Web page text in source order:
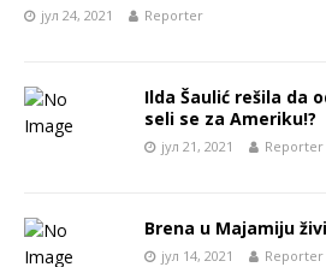
јул 24, 2021 Reporter
Ilda Šaulić rešila da
seli se za Ameriku!?
јул 21, 2021 Reporter
Brena u Majamiju
јул 14, 2021 Reporter